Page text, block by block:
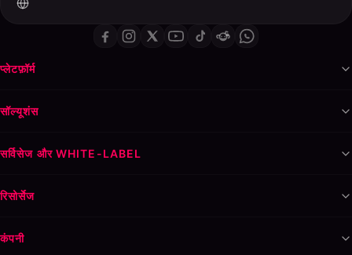
प्लेटफ़ॉर्म
सॉल्यूशंस
सर्विसेज और WHITE-LABEL
रिसोर्सेज
कंपनी